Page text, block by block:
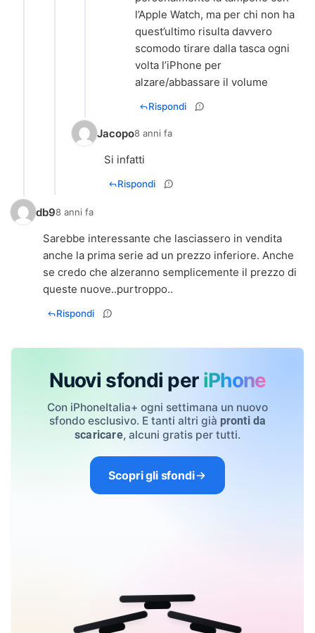
l’Apple Watch, ma per chi non ha
quest’ultimo risulta davvero
scomodo tirare dalla tasca ogni
volta l’iPhone per
alzare/abbassare il volume
Rispondi
Jacopo8 anni fa
Si infatti
Rispondi
db98 anni fa
Sarebbe interessante che lasciassero in vendita
anche la prima serie ad un prezzo inferiore. Anche
se credo che alzeranno semplicemente il prezzo di
queste nuove..purtroppo..
Rispondi
Nuovi sfondi per iPhone
Con iPhoneItalia+ ogni settimana un nuovo
sfondo esclusivo. E tanti altri già pronti da
scaricare, alcuni gratis per tutti.
Scopri gli sfondi